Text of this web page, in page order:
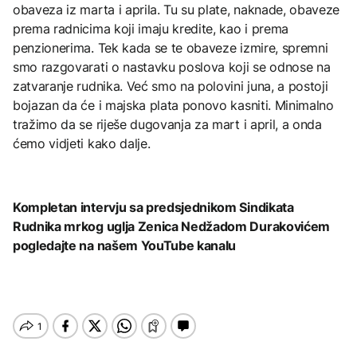
obaveza iz marta i aprila. Tu su plate, naknade, obaveze
prema radnicima koji imaju kredite, kao i prema
penzionerima. Tek kada se te obaveze izmire, spremni
smo razgovarati o nastavku poslova koji se odnose na
zatvaranje rudnika. Već smo na polovini juna, a postoji
bojazan da će i majska plata ponovo kasniti. Minimalno
tražimo da se riješe dugovanja za mart i april, a onda
ćemo vidjeti kako dalje.
Kompletan intervju sa predsjednikom Sindikata
Rudnika mrkog uglja Zenica Nedžadom Durakovićem
pogledajte na našem YouTube kanalu